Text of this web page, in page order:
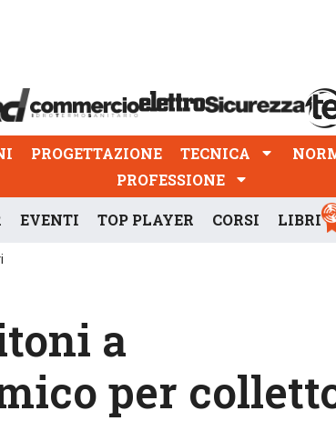
PROGETTAZIONE TECNICA
PROFESSIONE
EVENTI TOP PLAYER CORSI LIBRI
a
per